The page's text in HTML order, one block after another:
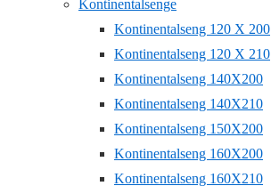
Kontinentalsenge
Kontinentalseng 120 X 200
Kontinentalseng 120 X 210
Kontinentalseng 140X200
Kontinentalseng 140X210
Kontinentalseng 150X200
Kontinentalseng 160X200
Kontinentalseng 160X210